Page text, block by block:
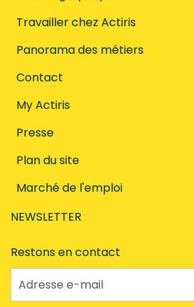
Travailler chez Actiris
Panorama des métiers
Contact
My Actiris
Presse
Plan du site
Marché de l'emploi
NEWSLETTER
Restons en contact
Adresse e-mail